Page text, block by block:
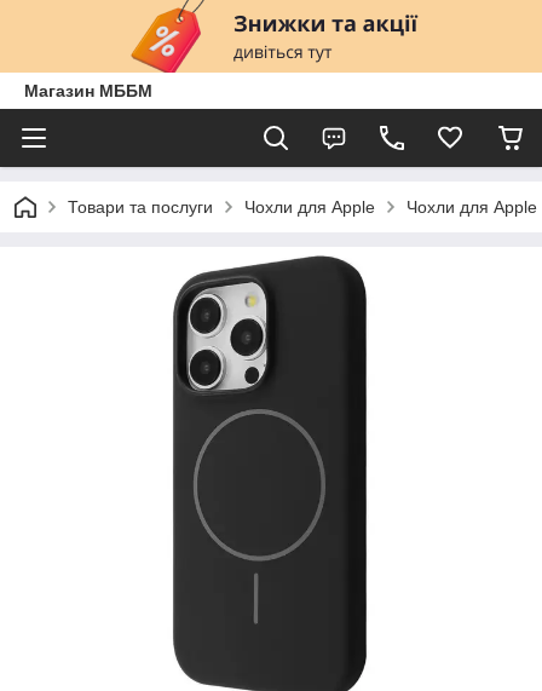
Магазин МББМ
Товари та послуги Чохли для Apple Чохли для Apple